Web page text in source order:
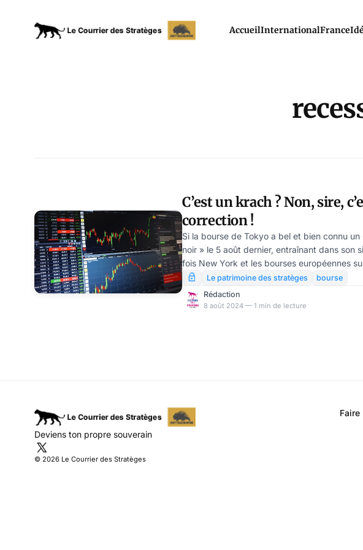
AccueilInternationalFrance
C’est un krach ? Non, sire,
correction !
Si la bourse de Tokyo a bel et bien connu un
noir » le 5 août dernier, entraînant dans son
fois New York et les bourses européennes
crainte (enfin !) d’une récession mondiale, les
indices ont eu tendance à se ressaisir depuis,
ainsi considérablement la casse.
Le patrimoine des stratèges
bourse
Rédaction
8 août 2024 — 1 min de lecture
Deviens ton propre souverain
© 2026 Le Courrier des Stratèges
Faire